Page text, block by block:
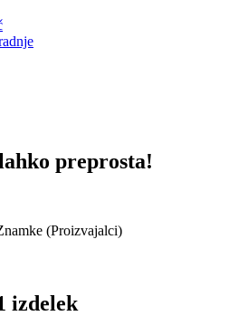
preprosta!
(Proizvajalci)
izdelek